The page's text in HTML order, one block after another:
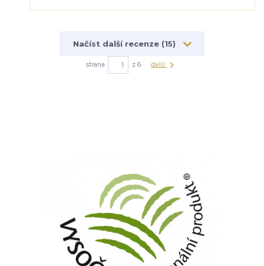
Načíst další recenze (15)
strana z 6 další